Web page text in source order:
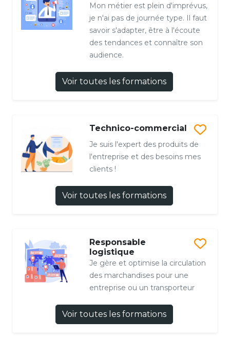
Mon métier est plein d'imprévus,
je n'ai pas de journée type. Il faut
savoir s'adapter, être à l'écoute
des tendances et connaître son
audience.
Voir toutes les formations
Technico-commercial
Je suis l'expert des produits de
l'entreprise et des besoins mes
clients !
Voir toutes les formations
Responsable
logistique
Je gère et optimise la circulation
des marchandises pour une
entreprise ou un transporteur
Voir toutes les formations